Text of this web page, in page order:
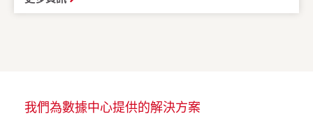
我們為數據中心提供的解決方案